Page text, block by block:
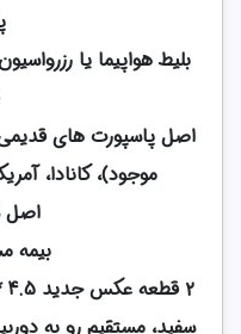
بلیط هواپیما یا
اصل پاسپورت های
موجود)، کانادا،
اصل
بیمه